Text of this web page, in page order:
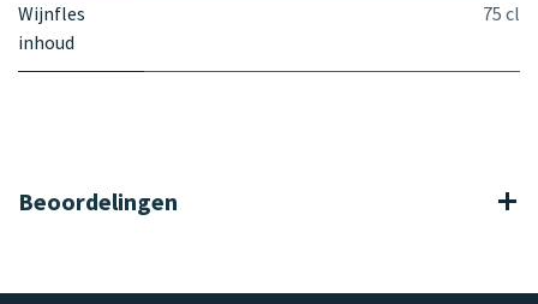
Wijnfles
inhoud
75 cl
Beoordelingen